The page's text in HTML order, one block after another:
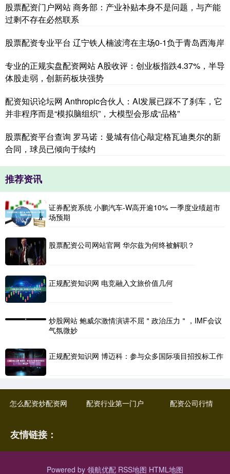
股票配资门户网站 商务部：产业补贴本身不是问题，与产能
过剩不存在必然联系
股票配资专业平台 辽宁铁人楠波湾在主场0-1负于青岛西海岸
专业的正规实盘配资网站 A股收评：创业板指跌4.37%，半导
体股走弱，创新药板块强势
配资知识论坛网 Anthropic合伙人：AI发展已踩不了刹车，它
并非程序而是“模拟脑组织”，大模型会形成“品格”
股票配资平台查询 罗马诺：曼城有信心敲定格瓦迪奥尔的新
合同，球员已倾向于续约
推荐资讯
证券配资系统 小鹏汽车-W高开逾10% 一季度业绩超市
场预期
股票配资公司网站官网 华尔兹为何终被解职？
正规配资知识网 电竞融入文旅价值几何
炒股网站 鲍威尔激情演讲不屈＂政治压力＂，IMF会议
气氛微妙
正规配资知识网 博迈科：参与众多国际项目招投标工作
怎么配资炒配资网 配资行业第一门户 配资公司行情
友情链接：
Powered by 领航优配 RSS地图 HTML地图